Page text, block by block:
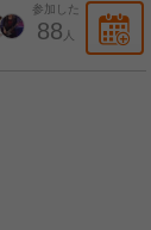
参加した
88 人